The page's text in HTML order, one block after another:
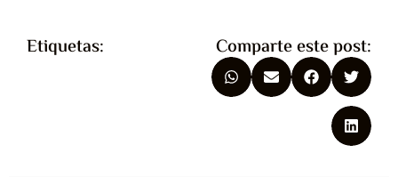
Etiquetas: Comparte este post: